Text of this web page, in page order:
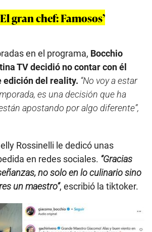
gran chef: Famosos’
en el programa, Bocchio
TV decidió no contar con él
edición del reality. “No voy a estar
es una decisión que ha
apostando por algo diferente”,
Rossinelli le dedicó unas
en redes sociales. “Gracias
no solo en lo culinario sino
un maestro”, escribió la tiktoker.